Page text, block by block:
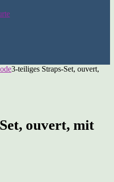
3-teiliges Straps-Set, ouvert,
ouvert, mit